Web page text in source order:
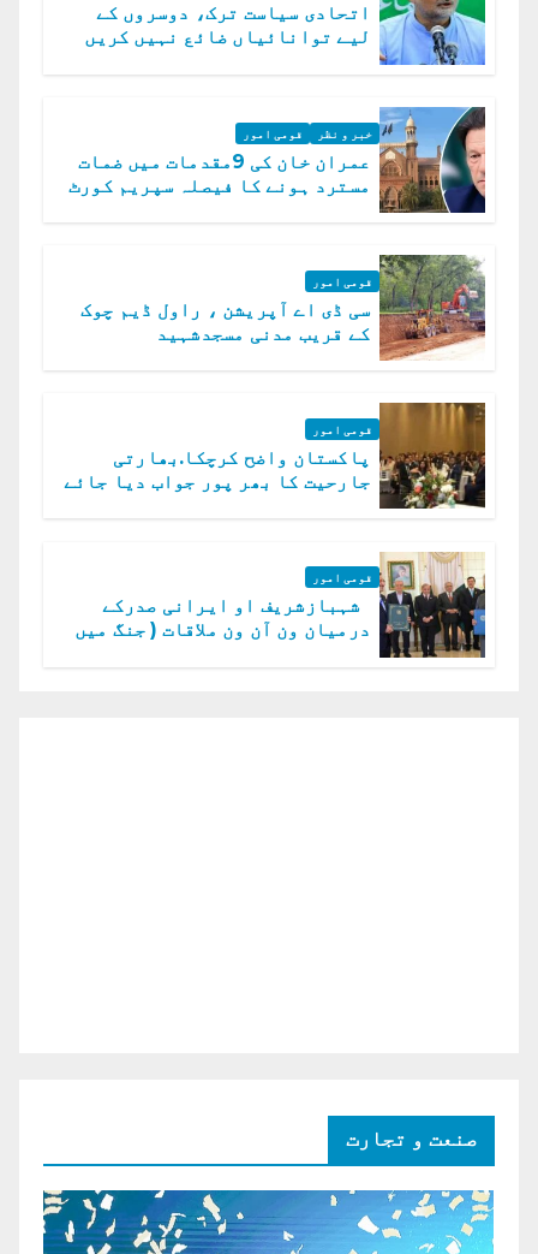
اتحادی سیاست ترک، دوسروں کے
لیے توانائیاں ضائع نہیں کریں
خبر و نظر قومی امور
عمران خان کی 9مقدمات میں ضمات
مسترد ہونے کا فیصلہ سپریم کورٹ
قومی امور
سی ڈی اے آپریشن ، راول ڈیم چوک
کے قریب مدنی مسجدشہید
قومی امور
پاکستان واضح کرچکا.بھارتی
جارحیت کا بھر پور جواب دیا جائے
قومی امور
شہبازشریف او ایرانی صدرکے
درمیان ون آن ون ملاقات ( جنگ میں
صنعت و تجارت